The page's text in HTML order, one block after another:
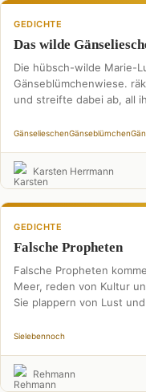
GEDICHTE
Das wilde
Die hübsch-wilde Marie-
Gänseblümchenwiese.
und streifte dabei ab, all
GänselieschenGänseblümchen
Karsten Herrmann
GEDICHTE
Falsche Propheten
Falsche Propheten
Meer, reden von Kultur
Sie plappern von Lust
Sielebennoch
Rehmann